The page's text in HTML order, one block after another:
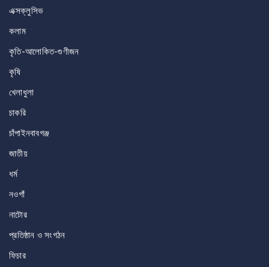
এক্সক্লুসিভ
কলাম
কৃতি-আলোকিত-গুণীজন
কৃষি
খেলাধুলা
চাকরি
চাঁপাইনবাবগঞ্জ
জাতীয়
ধর্ম
নওগাঁ
নাটোর
প্রতিষ্ঠান ও সংগঠন
ফিচার